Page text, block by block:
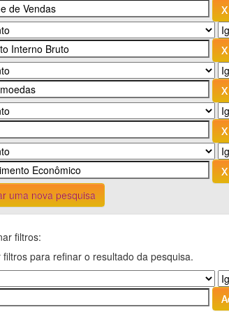
uma nova pesquisa
filtros:
filtros para refinar o resultado da pesquisa.